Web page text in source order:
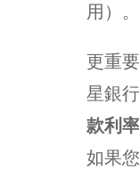
用）。
更重
星銀行
款利
如果